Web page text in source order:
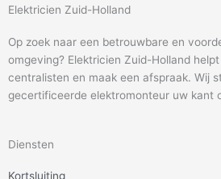
Elektricien Zuid-Holland
Op zoek naar een betrouwbare en
omgeving? Elektricien Zuid-Holland
centralisten en maak een afspraak. Wij
gecertificeerde elektromonteur uw kant
Diensten
Kortsluiting